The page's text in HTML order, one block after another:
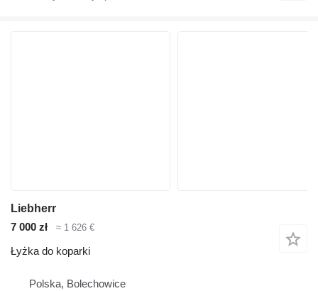
Liebherr
7 000 zł
≈ 1 626 €
Łyżka do koparki
Polska, Bolechowice